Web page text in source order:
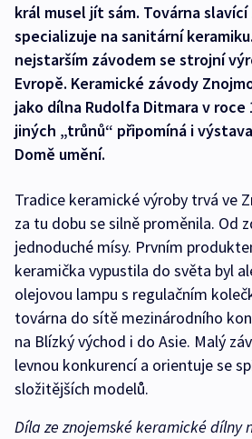
král musel jít sám. Továrna slavící
specializuje na sanitární
nejstarším závodem se strojní
Evropě. Keramické závody
jako dílna Rudolfa Ditmara v
jiných „trůnů“ připomíná i
Domě umění.
Tradice keramické výroby trvá ve
za tu dobu se silně proměnila. Od
jednoduché mísy. Prvním
keramička vypustila do světa byl
olejovou lampu s regulačním
továrna do sítě mezinárodního
na Blízký východ i do Asie. Malý
levnou konkurencí a orientuje se
složitějších modelů.
Díla ze znojemské keramické